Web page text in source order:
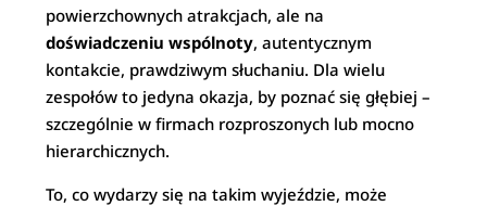
powierzchownych atrakcjach, ale na
doświadczeniu wspólnoty, autentycznym
kontakcie, prawdziwym słuchaniu. Dla wielu
zespołów to jedyna okazja, by poznać się głębiej –
szczególnie w firmach rozproszonych lub mocno
hierarchicznych.
To, co wydarzy się na takim wyjeździe, może